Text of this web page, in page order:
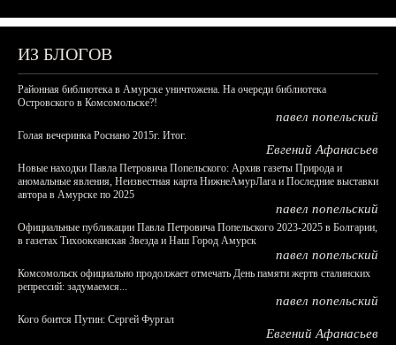
ИЗ БЛОГОВ
Районная библиотека в Амурске уничтожена. На очереди библиотека
Островского в Комсомольске?!
павел попельский
Голая вечеринка Роснано 2015г. Итог.
Евгений Афанасьев
Новые находки Павла Петровича Попельского: Архив газеты Природа и
аномальные явления, Неизвестная карта НижнеАмурЛага и Последние выставки
автора в Амурске по 2025
павел попельский
Официальные публикации Павла Петровича Попельского 2023-2025 в Болгарии,
в газетах Тихоокеанская Звезда и Наш Город Амурск
павел попельский
Комсомольск официально продолжает отмечать День памяти жертв сталинских
репрессий: задумаемся...
павел попельский
Кого боится Путин: Сергей Фургал
Евгений Афанасьев